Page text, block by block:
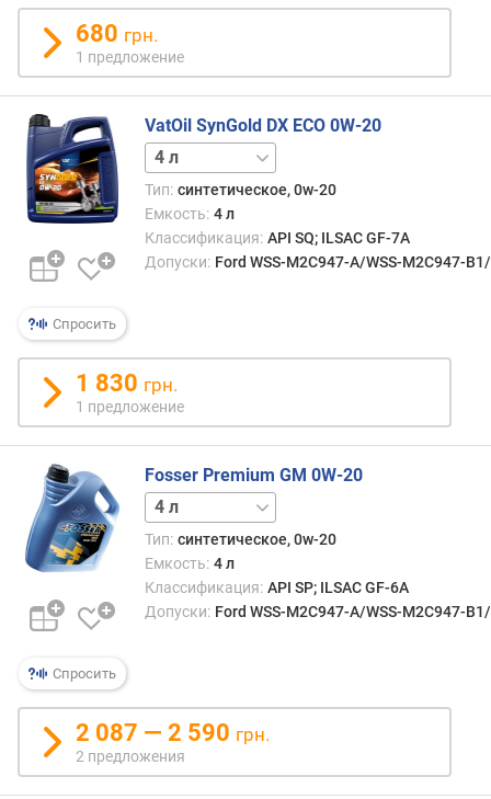
680 грн.
1 предложение
Спросить
VatOil SynGold DX ECO 0W-20
1 л
Тип: синтетическое, 0w-20
Емкость: 4 л
Классификация: API SQ; ILSAC GF-7A
Допуски: Ford WSS-M2C947-A/WSS-M2C947-
1 830 грн.
1 предложение
Спросить
Fosser Premium GM 0W-20
5 л
Тип: синтетическое, 0w-20
Емкость: 4 л
Классификация: API SP; ILSAC GF-6A
Допуски: Ford WSS-M2C947-A/WSS-M2C947-
2 087 — 2 590 грн.
2 предложения